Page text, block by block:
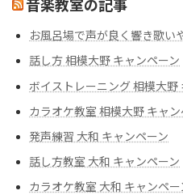
音楽教室の記事
お風呂場で声が良く響き歌い
話し方 相模大野 キャンペーン
ボイストレーニング 相模大野
カラオケ教室 相模大野 キャン
発声練習 大和 キャンペーン
話し方教室 大和 キャンペーン
カラオケ教室 大和 キャンペー